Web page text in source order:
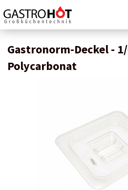
Gastronorm-Deckel - 1/
Polycarbonat